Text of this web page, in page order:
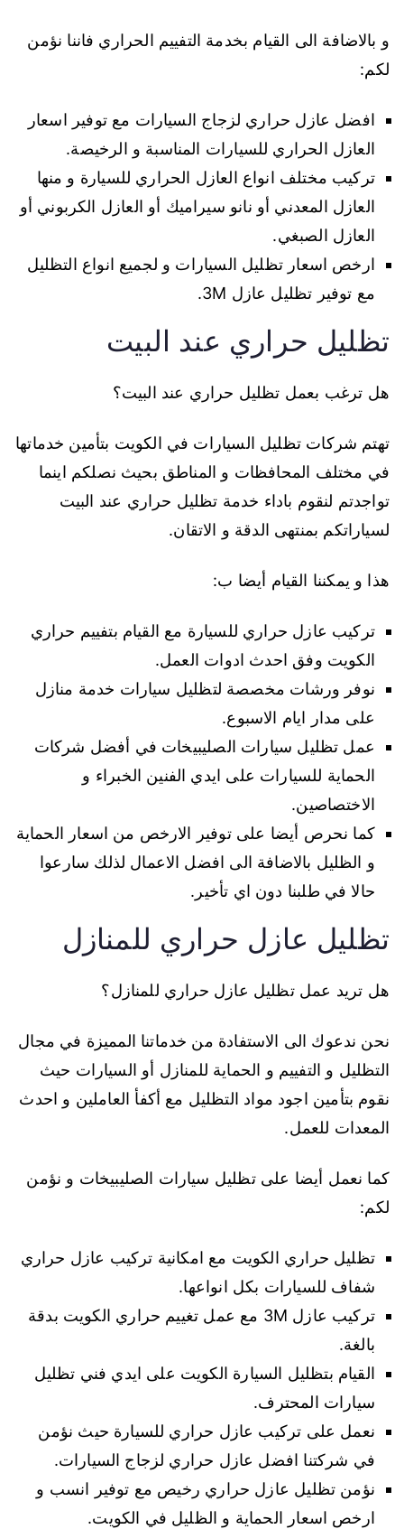
و بالاضافة الى القيام بخدمة التفييم الحراري فاننا نؤمن
لكم:
افضل عازل حراري لزجاج السيارات مع توفير اسعار
العازل الحراري للسيارات المناسبة و الرخيصة.
تركيب مختلف انواع العازل الحراري للسيارة و منها
العازل المعدني أو نانو سيراميك أو العازل الكربوني أو
العازل الصبغي.
ارخص اسعار تظليل السيارات و لجميع انواع التظليل
مع توفير تظليل عازل 3M.
تظليل حراري عند البيت
هل ترغب بعمل تظليل حراري عند البيت؟
تهتم شركات تظليل السيارات في الكويت بتأمين خدماتها
في مختلف المحافظات و المناطق بحيث نصلكم اينما
تواجدتم لنقوم باداء خدمة تظليل حراري عند البيت
لسياراتكم بمنتهى الدقة و الاتقان.
هذا و يمكننا القيام أيضا ب:
تركيب عازل حراري للسيارة مع القيام بتفييم حراري
الكويت وفق احدث ادوات العمل.
نوفر ورشات مخصصة لتظليل سيارات خدمة منازل
على مدار ايام الاسبوع.
عمل تظليل سيارات الصليبيخات في أفضل شركات
الحماية للسيارات على ايدي الفنين الخبراء و
الاختصاصين.
كما نحرص أيضا على توفير الارخص من اسعار الحماية
و الظليل بالاضافة الى افضل الاعمال لذلك سارعوا
حالا في طلبنا دون اي تأخير.
تظليل عازل حراري للمنازل
هل تريد عمل تظليل عازل حراري للمنازل؟
نحن ندعوك الى الاستفادة من خدماتنا المميزة في مجال
التظليل و التفييم و الحماية للمنازل أو السيارات حيث
نقوم بتأمين اجود مواد التظليل مع أكفأ العاملين و احدث
المعدات للعمل.
كما نعمل أيضا على تظليل سيارات الصليبيخات و نؤمن
لكم:
تظليل حراري الكويت مع امكانية تركيب عازل حراري
شفاف للسيارات بكل انواعها.
تركيب عازل 3M مع عمل تغييم حراري الكويت بدقة
بالغة.
القيام بتظليل السيارة الكويت على ايدي فني تظليل
سيارات المحترف.
نعمل على تركيب عازل حراري للسيارة حيث نؤمن
في شركتنا افضل عازل حراري لزجاج السيارات.
نؤمن تظليل عازل حراري رخيص مع توفير انسب و
ارخص اسعار الحماية و الظليل في الكويت.